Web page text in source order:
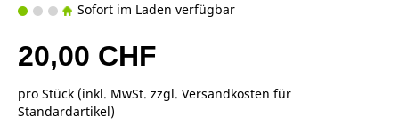
Sofort im Laden verfügbar
20,00 CHF
pro Stück (inkl. MwSt. zzgl. Versandkosten für
Standardartikel)